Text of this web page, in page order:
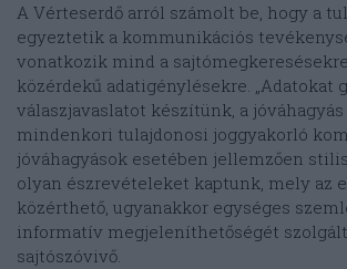
A Vérteserdő arról számolt be, hogy a
egyeztetik a kommunikációs
vonatkozik mind a
közérdekű adatigénylésekre. „Adatokat
válaszjavaslatot készítünk, a
mindenkori tulajdonosi joggyakorló
jóváhagyások esetében jellemzően
olyan észrevételeket kaptunk, mely az
közérthető, ugyanakkor egységes
informatív megjeleníthetőségét
sajtószóvivő.